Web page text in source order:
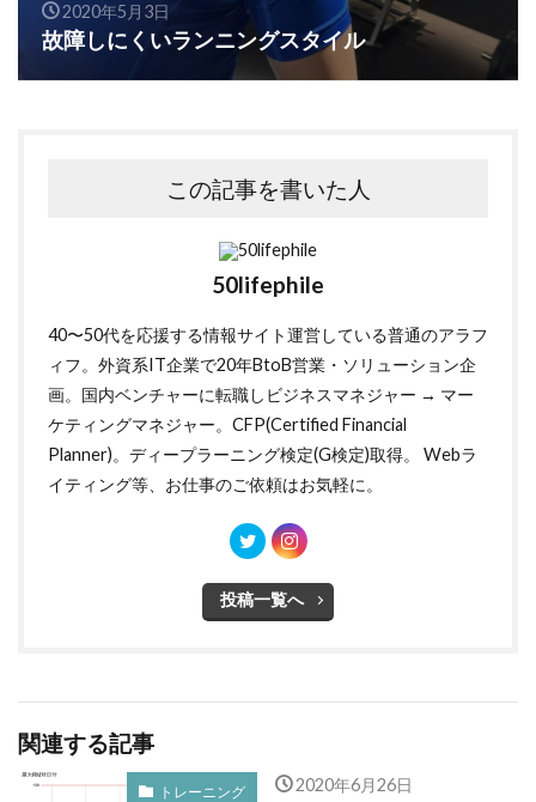
2020年5月3日
故障しにくいランニングスタイル
この記事を書いた人
50lifephile
40〜50代を応援する情報サイト運営している普通のアラフ
ィフ。外資系IT企業で20年BtoB営業・ソリューション企
画。国内ベンチャーに転職しビジネスマネジャー → マー
ケティングマネジャー。CFP(Certified Financial
Planner)。ディープラーニング検定(G検定)取得。 Webラ
イティング等、お仕事のご依頼はお気軽に。
投稿一覧へ
関連する記事
トレーニング 2020年6月26日